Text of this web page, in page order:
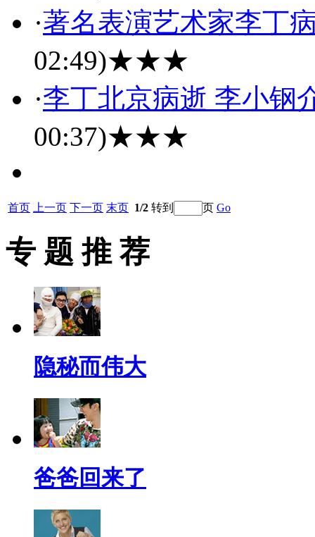
·著名表演艺术家李丁
02:49)★★★
·李丁北京病逝 李小钢
00:37)★★★
首页 上一页 下一页 末页 1/2 转到 页 Go
专 题 推 荐
隐秘而伟大
爸爸回来了